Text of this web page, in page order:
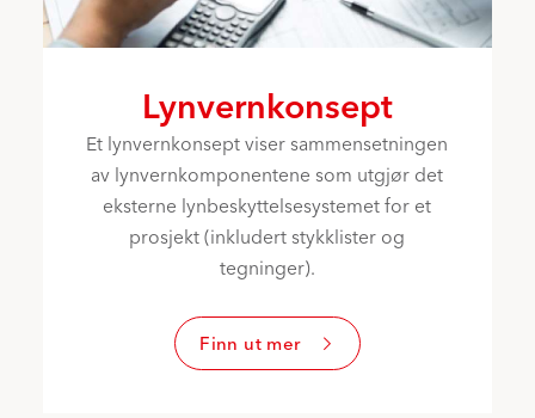
Lynvernkonsept
Et lynvernkonsept viser sammensetningen
av lynvernkomponentene som utgjør det
eksterne lynbeskyttelsesystemet for et
prosjekt (inkludert stykklister og
tegninger).
Finn ut mer